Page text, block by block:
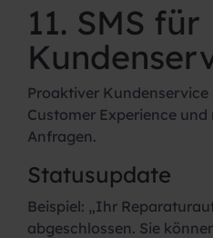
11. SMS für
Proaktiver Kundenservice
Customer Experience
Anfragen.
Statusupdate
Beispiel: „Ihr
abgeschlossen. Sie